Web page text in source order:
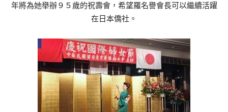
年將為她舉辦９５歲的祝壽會，希望羅名譽會長可以繼續活躍
在日本僑社。